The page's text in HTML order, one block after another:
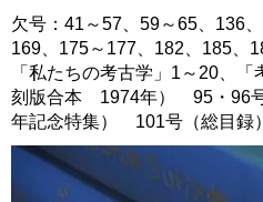
欠号：41～57、59～65、136
169、175～177、182、185、
「私たちの考古学」1～20、
刻版合本 1974年） 95・96
年記念特集） 101号（総目録